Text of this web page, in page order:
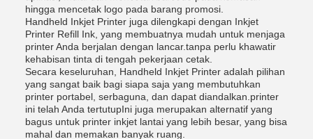
hingga mencetak logo pada barang promosi.
Handheld Inkjet Printer juga dilengkapi dengan Inkjet
Printer Refill Ink, yang membuatnya mudah untuk menjaga
printer Anda berjalan dengan lancar.tanpa perlu khawatir
kehabisan tinta di tengah pekerjaan cetak.
Secara keseluruhan, Handheld Inkjet Printer adalah pilihan
yang sangat baik bagi siapa saja yang membutuhkan
printer portabel, serbaguna, dan dapat diandalkan.printer
ini telah Anda tertutupIni juga merupakan alternatif yang
bagus untuk printer inkjet lantai yang lebih besar, yang bisa
mahal dan memakan banyak ruang.